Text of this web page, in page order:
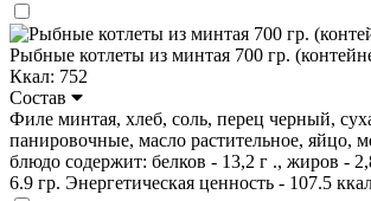
Рыбные котлеты из минтая 700 гр.
Ккал: 752
Состав
Филе минтая, хлеб, соль, перец черный,
панировочные, масло растительное, яйцо,
блюдо содержит: белков - 13,2 г ., жиров -
6.9 гр. Энергетическая ценность - 107.5